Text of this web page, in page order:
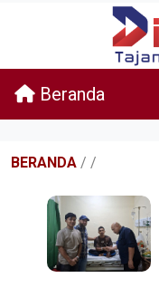
Beranda
BERANDA / /